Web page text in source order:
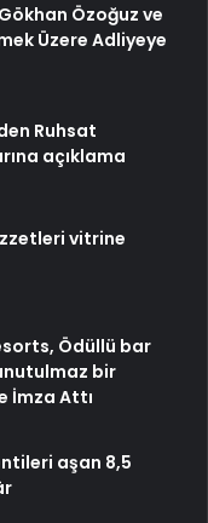
Özoğuz ve
Üzere Adliyeye
Ruhsat
açıklama
vitrine
Ödüllü bar
bir
İmza Attı
aşan 8,5